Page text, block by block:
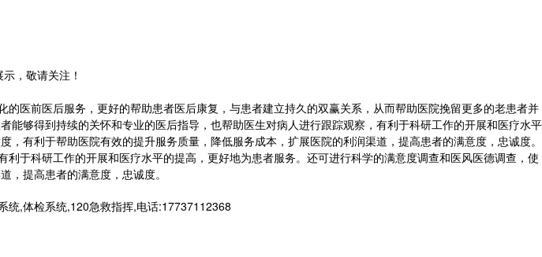
，敬请关注！
医前医后服务，更好的帮助患者医后康复，与患者建立持久的双赢关系，从而帮助医院挽留更多的老患者并
能够得到持续的关怀和专业的医后指导，也帮助医生对病人进行跟踪观察，有利于科研工作的开展和医疗水平
有利于帮助医院有效的提升服务质量，降低服务成本，扩展医院的利润渠道，提高患者的满意度，忠诚度。
于科研工作的开展和医疗水平的提高，更好地为患者服务。还可进行科学的满意度调查和医风医德调查，使
，提高患者的满意度，忠诚度。
统,体检系统,120急救指挥,电话:17737112368